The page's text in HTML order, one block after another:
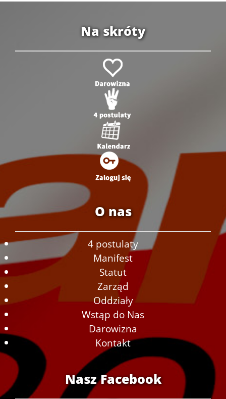
Na skróty
O nas
4 postulaty
Manifest
Statut
Zarząd
Oddziały
Wstąp do Nas
Darowizna
Kontakt
Nasz Facebook